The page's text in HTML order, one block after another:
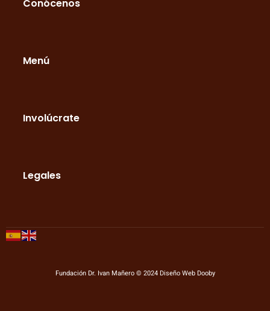
Conócenos
Menú
Involúcrate
Legales
Fundación Dr. Ivan Mañero © 2024 Diseño Web Dooby